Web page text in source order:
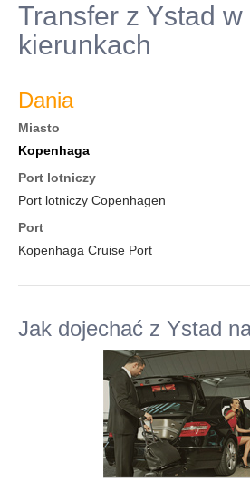
Transfer z Ystad w
kierunkach
Dania
Miasto
Kopenhaga
Port lotniczy
Port lotniczy Copenhagen
Port
Kopenhaga Cruise Port
Jak dojechać z Ystad